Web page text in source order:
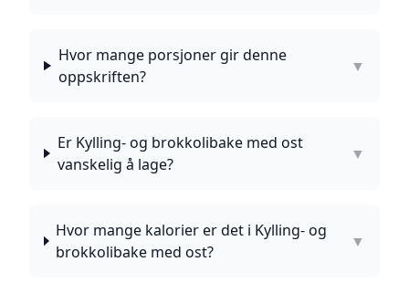
Hvor mange porsjoner gir denne
oppskriften?
▼
Er Kylling- og brokkolibake med ost
vanskelig å lage?
▼
Hvor mange kalorier er det i Kylling- og
brokkolibake med ost?
▼